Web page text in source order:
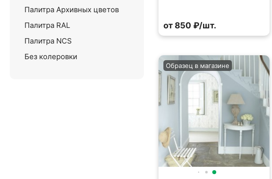
Палитра Архивных цветов
Палитра RAL
Палитра NCS
Без колеровки
от 850 ₽/шт.
Образец в магазине